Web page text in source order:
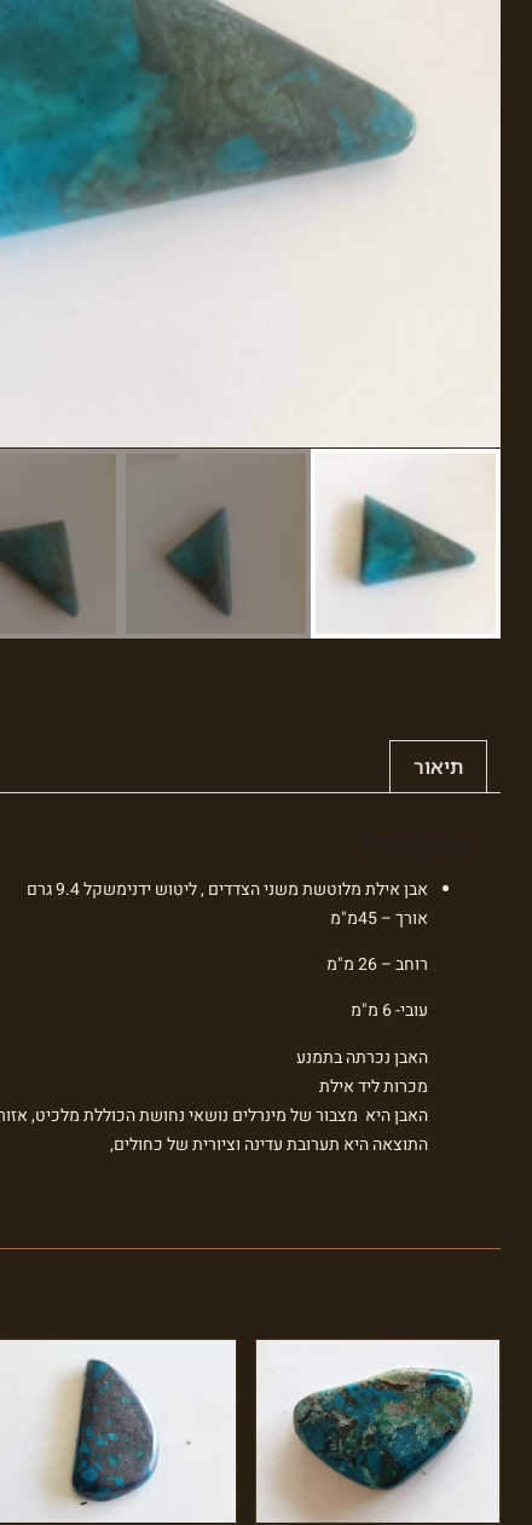
תיאור
אבן אילת מלוטשת משני הצדדים , ליטוש ידנימשקל 9.4 גרם
אורך – 45מ"מ
רוחב – 26 מ"מ
עובי- 6 מ"מ
האבן נכרתה בתמנע
מכרות ליד אילת
האבן היא מצבור של מינרלים נושאי נחושת הכוללת מלכיט,
התוצאה היא תערובת עדינה וציורית של כחולים,